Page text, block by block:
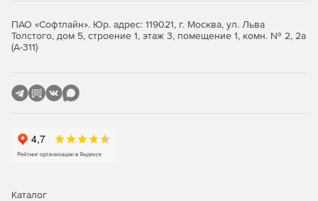
Большое число программ стороннего программного
Как выбрать Astra Linux?
ПАО «Софтлайн». Юр. адрес: 119021, г. Москва, ул. Льва
Толстого, дом 5, строение 1, этаж 3, помещение 1, комн. № 2, 2а
(А-311)
Каталог